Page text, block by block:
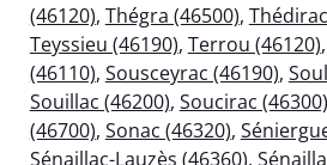
(46120), Thégra (46500),
Teyssieu (46190), Terrou (46120),
(46110), Sousceyrac (46190),
Souillac (46200), Soucirac (46300)
(46700), Sonac (46320),
Sénaillac-Lauzès (46360),